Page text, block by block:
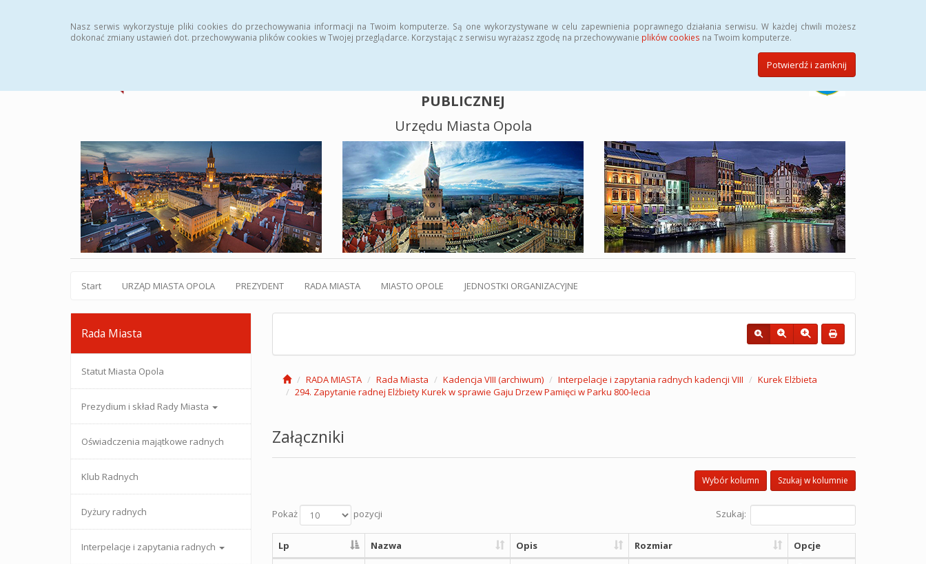
Nasz serwis wykorzystuje pliki cookies do przechowywania informacji na Twoim komputerze. Są one wykorzystywane w celu zapewnienia poprawnego działania serwisu. W każdej chwili możesz
dokonać zmiany ustawień dot. przechowywania plików cookies w Twojej przeglądarce. Korzystając z serwisu wyrażasz zgodę na przechowywanie plików cookies na Twoim komputerze.
Potwierdź i zamknij
PUBLICZNEJ
Urzędu Miasta Opola
Start URZĄD MIASTA OPOLA PREZYDENT RADA MIASTA MIASTO OPOLE JEDNOSTKI ORGANIZACYJNE
Rada Miasta
Statut Miasta Opola
Prezydium i skład Rady Miasta
Oświadczenia majątkowe radnych
Klub Radnych
Dyżury radnych
Interpelacje i zapytania radnych
RADA MIASTA Rada Miasta Kadencja VIII (archiwum) Interpelacje i zapytania radnych kadencji VIII
Kurek Elżbieta
294. Zapytanie radnej Elżbiety Kurek w sprawie Gaju Drzew Pamięci w Parku 800-lecia
Załączniki
Szukaj w kolumnie
Wybór kolumn
Pokaż pozycji Szukaj:
Lp Nazwa Opis Rozmiar Opcje